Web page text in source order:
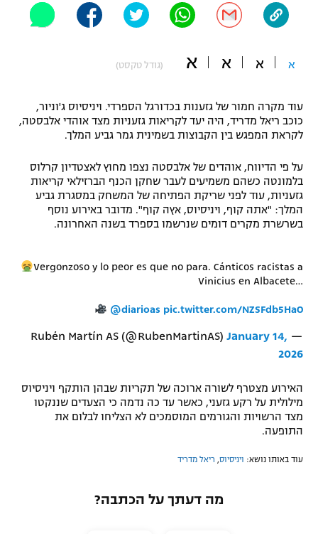
"מחצית בשכונה" – פודקאסט
משתתפים וזוכים בפרסים
תקנון משתתפים וזוכים בפרסים
תקנון עבור פעילות אלקטרה
תקנון עבור פעילות ספורט 1 – "מרלן"
טניס
גיימינג E-Sports
תנאי שימוש
מדיניות פרטיות
תקנון פעילות ספורט 1
רשיון להקרנה פומבית לבית עסק
לוח דרושים – ג'ובנט
אופניים
ספורט מוטורי
פוטבול אמריקאי NFL
בייסבול MLB
ספורט אתגרי ואקסטרים
גיימינג E-Sports
א א א א (גודל טקסט)
עוד מקרה חמור של גזענות בכדורגל הספרדי. ויניסיוס ג'וניור,
כוכב ריאל מדריד, היה יעד לקריאות גזעניות מצד אוהדי אלבסטה,
לקראת המפגש בין הקבוצות בשמינית גמר גביע המלך.
על פי הדיווח, אוהדים של אלבסטה נצפו מחוץ לאצטדיון קרלוס
בלמונטה כשהם משמיעים לעבר שחקן הכנף הברזילאי קריאות
גזעניות, עוד לפני שריקת הפתיחה של המשחק במסגרת גביע
המלך: "אתה קוף, ויניסיוס, אץה קוף". מדובר באירוע נוסף
בשרשרת מקרים דומים שנרשמו בספרד בשנה האחרונה.
Vergonzoso y lo peor es que no para. Cánticos racistas a
Vinicius en Albacete…
@diarioas pic.twitter.com/NZSFdb5HaO
— Rubén Martín AS (@RubenMartinAS)
January 14,
2026
האירוע מצטרף לשורה ארוכה של תקריות שבהן הותקף ויניסיוס
מילולית על רקע גזעני, כאשר עד כה נדמה כי הצעדים שננקטו
מצד הרשויות והגורמים המוסמכים לא הצליחו לבלום את
התופעה.
עוד באותו נושא: ויניסיוס, ריאל מדריד
מה דעתך על הכתבה?